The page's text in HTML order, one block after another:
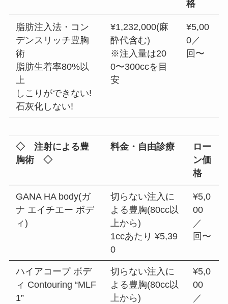
格
脂肪注入法・コン
デンスリッチ豊胸
術
脂肪生着率80%以
上
しこりができない!
石灰化しない!
¥1,232,000(麻
酔代含む)
※注入量は20
0〜300ccを目
安
¥5,00
0／
回〜
◇ 注射による豊
胸術 ◇
料金・自由診療
ロー
ン価
格
GANA HA body(ガ
ナ エイチエー ボデ
ィ)
切らない注入に
よる豊胸(80cc以
上から)
1ccあたり ¥5,39
0
¥5,0
00
／
回〜
ハイアコープ ボデ
ィ Contouring “MLF
1”
切らない注入に
よる豊胸(80cc以
上から)
¥5,0
00
／